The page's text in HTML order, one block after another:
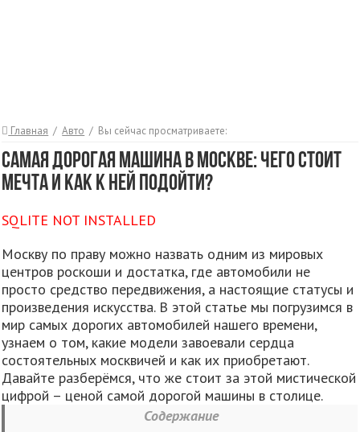
Главная / Авто / Вы сейчас просматриваете:
Самая дорогая машина в Москве: чего стоит
мечта и как к ней подойти?
SQLITE NOT INSTALLED
Москву по праву можно назвать одним из мировых
центров роскоши и достатка, где автомобили не
просто средство передвижения, а настоящие статусы и
произведения искусства. В этой статье мы погрузимся в
мир самых дорогих автомобилей нашего времени,
узнаем о том, какие модели завоевали сердца
состоятельных москвичей и как их приобретают.
Давайте разберёмся, что же стоит за этой мистической
цифрой – ценой самой дорогой машины в столице.
Содержание